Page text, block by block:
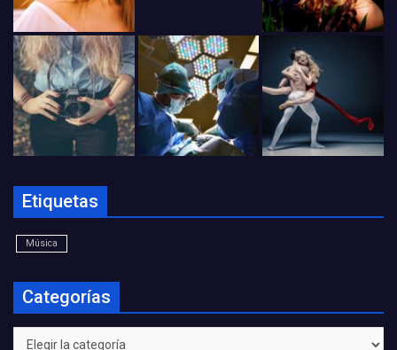
Etiquetas
Música
Categorías
Categorías